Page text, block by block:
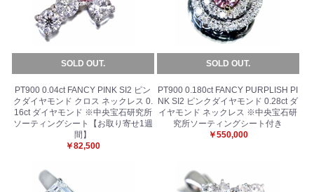
SOLD OUT.
PT900 0.04ct FANCY PINK SI2 ピン
クダイヤモンド クロス ネックレス 0.
16ct ダイヤモンド ※中央宝石研究所
ソーティングシート【お取り寄せ1週
間】
￥82,500
SOLD OUT.
PT900 0.180ct FANCY PURPLISH PI
NK SI2 ピンクダイヤモンド 0.28ct ダ
イヤモンド ネックレス ※中央宝石研
究所ソーティングシート付き
￥550,000